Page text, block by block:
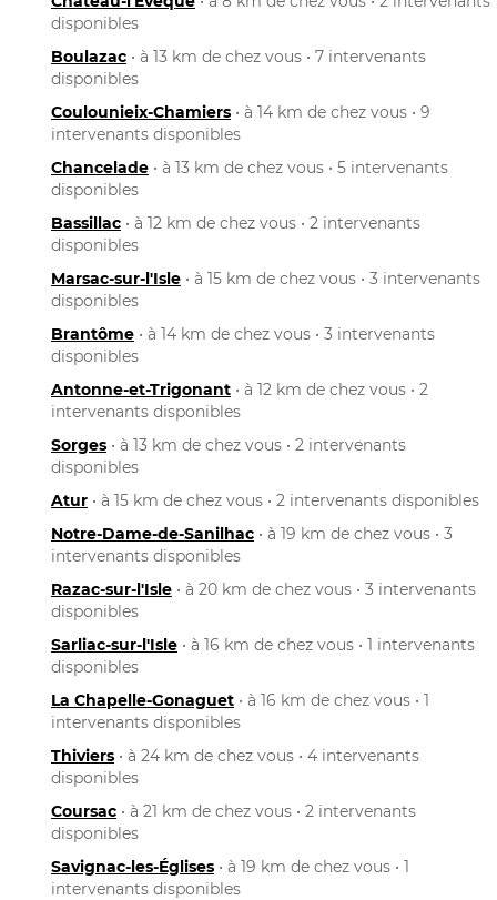
disponibles
Boulazac • à 13 km de chez vous • 7 intervenants
disponibles
Coulounieix-Chamiers • à 14 km de chez vous • 9
intervenants disponibles
Chancelade • à 13 km de chez vous • 5 intervenants
disponibles
Bassillac • à 12 km de chez vous • 2 intervenants
disponibles
Marsac-sur-l'Isle • à 15 km de chez vous • 3 intervenants
disponibles
Brantôme • à 14 km de chez vous • 3 intervenants
disponibles
Antonne-et-Trigonant • à 12 km de chez vous • 2
intervenants disponibles
Sorges • à 13 km de chez vous • 2 intervenants
disponibles
Atur • à 15 km de chez vous • 2 intervenants disponibles
Notre-Dame-de-Sanilhac • à 19 km de chez vous • 3
intervenants disponibles
Razac-sur-l'Isle • à 20 km de chez vous • 3 intervenants
disponibles
Sarliac-sur-l'Isle • à 16 km de chez vous • 1 intervenants
disponibles
La Chapelle-Gonaguet • à 16 km de chez vous • 1
intervenants disponibles
Thiviers • à 24 km de chez vous • 4 intervenants
disponibles
Coursac • à 21 km de chez vous • 2 intervenants
disponibles
Savignac-les-Églises • à 19 km de chez vous • 1
intervenants disponibles